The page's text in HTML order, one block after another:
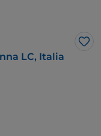
de
e pela igreja de
depois entre
de volta ao nível
LC, Italia